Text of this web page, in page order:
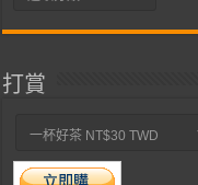
打賞